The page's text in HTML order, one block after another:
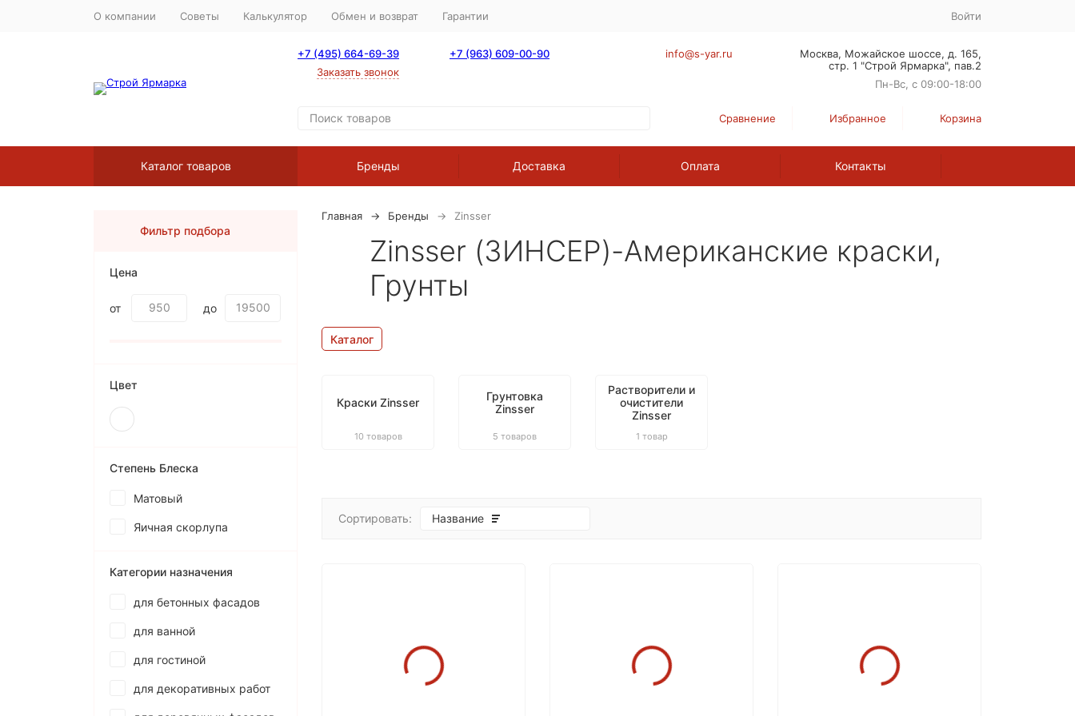
О компании Советы Калькулятор Обмен и возврат Гарантии Войти
+7 (495) 664-69-39
Заказать звонок
+7 (963) 609-00-90 info@s-yar.ru
Москва, Можайское шоссе, д. 165,
стр. 1 "Строй Ярмарка", пав.2
Пн-Вс, с 09:00-18:00
Сравнение Избранное Корзина
Каталог товаров Бренды Доставка Оплата Контакты
Главная Бренды Zinsser
Zinsser (ЗИНСЕР)-Американские краски,
Грунты
Каталог
Краски Zinsser
10 товаров
Грунтовка
Zinsser
5 товаров
Растворители и
очистители
Zinsser
1 товар
Сортировать: Название
Фильтр подбора
Цена
от до
Цвет
Степень Блеска
Матовый
Яичная скорлупа
Категории назначения
для бетонных фасадов
для ванной
для гостиной
для декоративных работ